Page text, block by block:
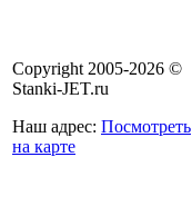
Copyright 2005-2026 ©
Stanki-JET.ru
Наш адрес: Посмотреть
на карте